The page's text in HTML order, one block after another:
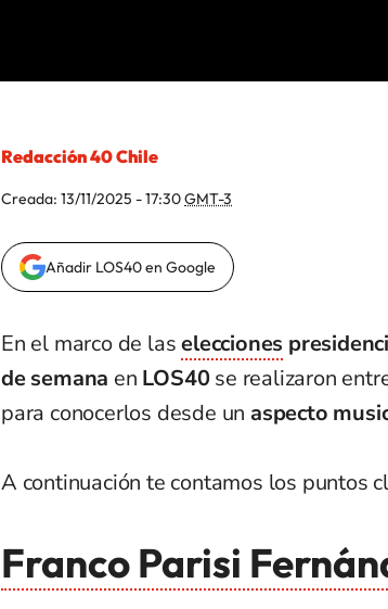
Redacción 40 Chile
Creada: 13/11/2025 - 17:30GMT-3
Añadir LOS40 en Google
En el marco de laselecciones
de semana en LOS40se realizaron
para conocerlos desde un aspecto
A continuación te contamos los puntos
Franco Parisi